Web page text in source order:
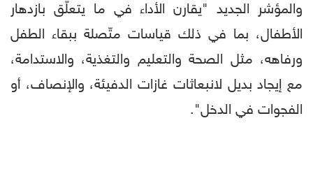
والمؤشر الجديد "يقارن الأداء في ما يتعلّق بازدهار
الأطفال، بما في ذلك قياسات متّصلة ببقاء الطفل
ورفاهه، مثل الصحة والتعليم والتغذية، والاستدامة،
مع إيجاد بديل لانبعاثات غازات الدفيئة، والإنصاف، أو
الفجوات في الدخل".